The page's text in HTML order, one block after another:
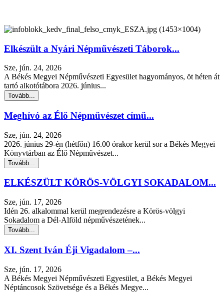
Elkészült a Nyári Népművészeti Táborok...
Sze, jún. 24, 2026
A Békés Megyei Népművészeti Egyesület hagyományos, öt héten át
tartó alkotótábora 2026. június...
Tovább...
Meghívó az Élő Népművészet című...
Sze, jún. 24, 2026
2026. június 29-én (hétfőn) 16.00 órakor kerül sor a Békés Megyei
Könyvtárban az Élő Népművészet...
Tovább...
ELKÉSZÜLT KÖRÖS-VÖLGYI SOKADALOM...
Sze, jún. 17, 2026
Idén 26. alkalommal kerül megrendezésre a Körös-völgyi
Sokadalom a Dél-Alföld népművészetének...
Tovább...
XI. Szent Iván Éji Vigadalom –...
Sze, jún. 17, 2026
A Békés Megyei Népművészeti Egyesület, a Békés Megyei
Néptáncosok Szövetsége és a Békés Megye...